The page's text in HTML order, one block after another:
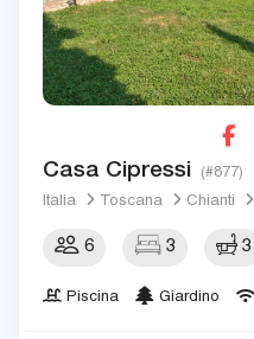
Casa Cipressi (#877)
Italia Toscana Chianti
6 3 3
Piscina Giardino